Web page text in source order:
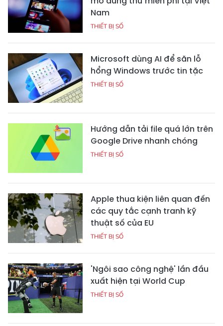
Nam
THIẾT BỊ SỐ
Microsoft dùng AI để săn lỗ
hổng Windows trước tin tặc
THIẾT BỊ SỐ
Hướng dẫn tải file quá lớn trên
Google Drive nhanh chóng
THIẾT BỊ SỐ
Apple thua kiện liên quan đến
các quy tắc cạnh tranh kỹ
thuật số của EU
THIẾT BỊ SỐ
'Ngôi sao công nghệ' lần đầu
xuất hiện tại World Cup
THIẾT BỊ SỐ